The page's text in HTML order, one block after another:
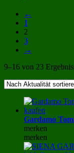
←
1
2
3
→
9–16 von 23
Gardamo
merken
merken